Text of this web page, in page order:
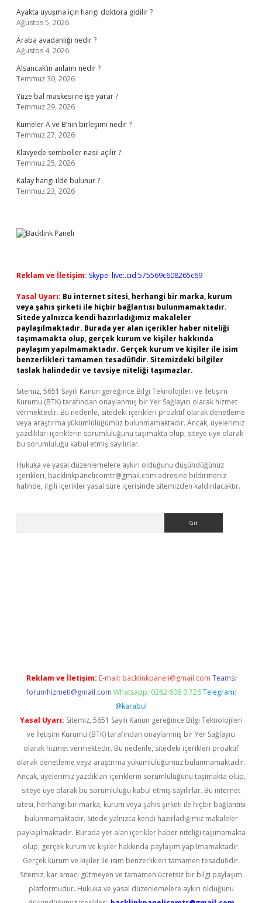
Ayakta uyuşma için hangi doktora gidilir ?
Ağustos 5, 2026
Araba avadanlığı nedir ?
Ağustos 4, 2026
Alsancak’ın anlamı nedir ?
Temmuz 30, 2026
Yüze bal maskesi ne işe yarar ?
Temmuz 29, 2026
Kümeler A ve B’nin birleşimi nedir ?
Temmuz 27, 2026
Klavyede semboller nasıl açılır ?
Temmuz 25, 2026
Kalay hangi ilde bulunur ?
Temmuz 23, 2026
Reklam ve İletişim: Skype: live:.cid.575569c608265c69
Yasal Uyarı: Bu internet sitesi, herhangi bir marka, kurum
veya şahıs şirketi ile hiçbir bağlantısı bulunmamaktadır.
Sitede yalnızca kendi hazırladığımız makaleler
paylaşılmaktadır. Burada yer alan içerikler haber niteliği
taşımamakta olup, gerçek kurum ve kişiler hakkında
paylaşım yapılmamaktadır. Gerçek kurum ve kişiler ile isim
benzerlikleri tamamen tesadüfidir. Sitemizdeki bilgiler
taslak halindedir ve tavsiye niteliği taşımazlar.
Sitemiz, 5651 Sayılı Kanun gereğince Bilgi Teknolojileri ve İletişim
Kurumu (BTK) tarafından onaylanmış bir Yer Sağlayıcı olarak hizmet
vermektedir. Bu nedenle, sitedeki içerikleri proaktif olarak denetleme
veya araştırma yükümlülüğümüz bulunmamaktadır. Ancak, üyelerimiz
yazdıkları içeriklerin sorumluluğunu taşımakta olup, siteye üye olarak
bu sorumluluğu kabul etmiş sayılırlar.
Hukuka ve yasal düzenlemelere aykırı olduğunu düşündüğünüz
içerikleri, backlinkpanelicomtr@gmail.com adresine bildirmeniz
halinde, ilgili içerikler yasal süre içerisinde sitemizden kaldırılacaktır.
Reklam ve İletişim: E-mail: backlinkpaneli@gmail.com Teams:
forumhizmeti@gmail.com Whatsapp: 0262 606 0 726 Telegram:
@karabul
Yasal Uyarı: Sitemiz, 5651 Sayılı Kanun gereğince Bilgi Teknolojileri
ve İletişim Kurumu (BTK) tarafından onaylanmış bir Yer Sağlayıcı
olarak hizmet vermektedir. Bu nedenle, sitedeki içerikleri proaktif
olarak denetleme veya araştırma yükümlülüğümüz bulunmamaktadır.
Ancak, üyelerimiz yazdıkları içeriklerin sorumluluğunu taşımakta olup,
siteye üye olarak bu sorumluluğu kabul etmiş sayılırlar. Bu internet
sitesi, herhangi bir marka, kurum veya şahıs şirketi ile hiçbir bağlantısı
bulunmamaktadır. Sitede yalnızca kendi hazırladığımız makaleler
paylaşılmaktadır. Burada yer alan içerikler haber niteliği taşımamakta
olup, gerçek kurum ve kişiler hakkında paylaşım yapılmamaktadır.
Gerçek kurum ve kişiler ile isim benzerlikleri tamamen tesadüfidir.
Sitemiz, kar amacı gütmeyen ve tamamen ücretsiz bir bilgi paylaşım
platformudur. Hukuka ve yasal düzenlemelere aykırı olduğunu